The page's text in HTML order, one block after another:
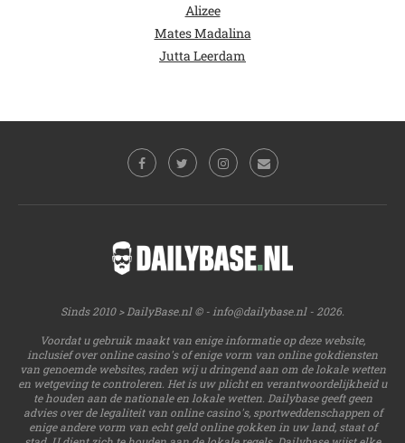
Alizee
Mates Madalina
Jutta Leerdam
Sinds 2010 > DailyBase.nl © - info@dailybase.nl- 2026.
Voordat u gebruik maakt van enige informatie op deze website,
inclusief over online casino's of enige vorm van online gokdiensten
van genoemde websites, raden wij u dringend aan om de lokale wetten
en wetgeving te controleren. Het is uw plicht en verantwoordelijkheid u
te houden aan de nationale en lokale wetten. Dailybase geeft geen
advies over de legaliteit van online casino's, sportweddenschappen of
enige andere vorm van echt geld online gokken in uw land, staat of